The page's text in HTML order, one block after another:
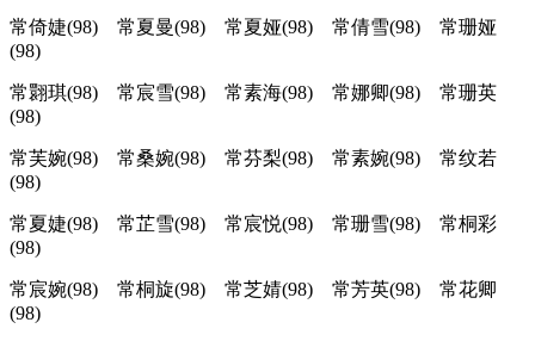
常倚婕(98) 常夏曼(98) 常夏娅(98) 常倩雪(98) 常珊娅
(98)
常翾琪(98) 常宸雪(98) 常素海(98) 常娜卿(98) 常珊英
(98)
常芙婉(98) 常桑婉(98) 常芬梨(98) 常素婉(98) 常纹若
(98)
常夏婕(98) 常芷雪(98) 常宸悦(98) 常珊雪(98) 常桐彩
(98)
常宸婉(98) 常桐旋(98) 常芝婧(98) 常芳英(98) 常花卿
(98)